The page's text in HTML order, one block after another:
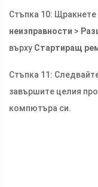
Стъпка 10: Щракнете
неизправности >
върху Стартиращ
Стъпка 11:
завършите целия
компютъра си.